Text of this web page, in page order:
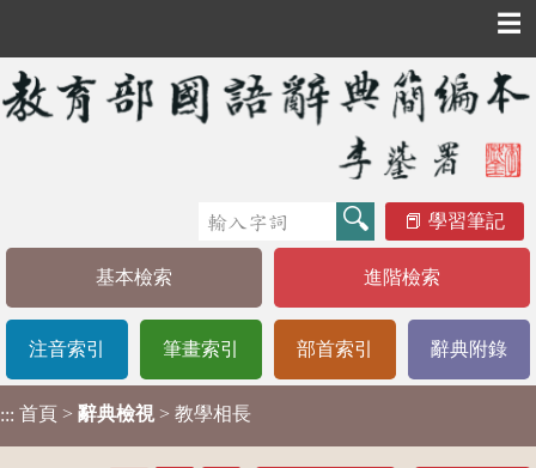
☰
學習筆記
基本檢索 進階檢索
注音索引 筆畫索引 部首索引 辭典附錄
::: 首頁 > 辭典檢視 > 教學相長